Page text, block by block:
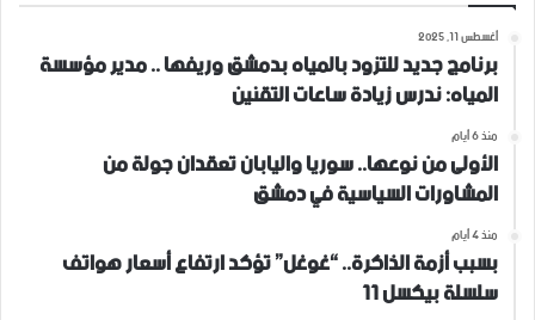
أغسطس 11, 2025
برنامج جديد للتزود بالمياه بدمشق وريفها .. مدير مؤسسة
المياه: ندرس زيادة ساعات التقنين
منذ 6 أيام
الأولى من نوعها.. سوريا واليابان تعقدان جولة من
المشاورات السياسية في دمشق
منذ 4 أيام
بسبب أزمة الذاكرة.. “غوغل” تؤكد ارتفاع أسعار هواتف
سلسلة بيكسل 11